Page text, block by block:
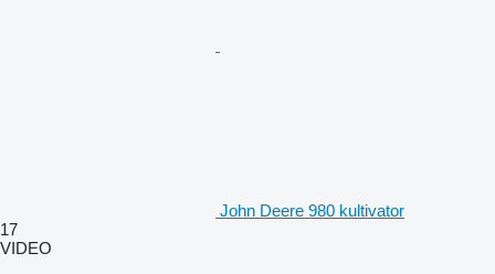
John Deere 980 kultivator
17
VIDEO